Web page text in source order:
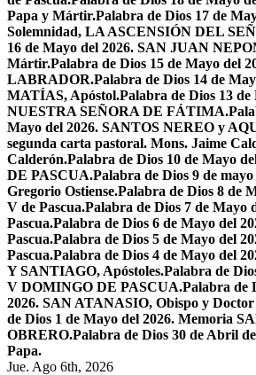
Papa y Mártir.Palabra de Dios 17 de
Solemnidad, LA ASCENSIÓN DEL
16 de Mayo del 2026. SAN JUAN
Mártir.Palabra de Dios 15 de Mayo del
LABRADOR.Palabra de Dios 14 de
MATÍAS, Apóstol.Palabra de Dios 13 de
NUESTRA SEÑORA DE FÁTIMA.
Mayo del 2026. SANTOS NEREO y
segunda carta pastoral. Mons. Jaime
Calderón.Palabra de Dios 10 de Mayo
DE PASCUA.Palabra de Dios 9 de mayo
Gregorio Ostiense.Palabra de Dios 8 de
V de Pascua.Palabra de Dios 7 de Mayo
Pascua.Palabra de Dios 6 de Mayo del
Pascua.Palabra de Dios 5 de Mayo del
Pascua.Palabra de Dios 4 de Mayo del
Y SANTIAGO, Apóstoles.Palabra de
V DOMINGO DE PASCUA.Palabra de
2026. SAN ATANASIO, Obispo y Doctor
de Dios 1 de Mayo del 2026. Memoria
OBRERO.Palabra de Dios 30 de Abril
Papa.
Jue. Ago 6th, 2026